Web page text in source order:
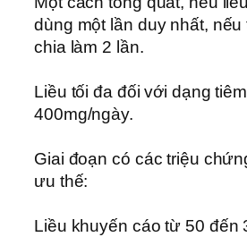
dùng một lần duy nhất, nếu
chia làm 2 lần.
Liều tối đa đối với dạng
400mg/ngày.
Giai đoạn có các triệu
ưu thế:
Liều khuyến cáo từ 50 đến